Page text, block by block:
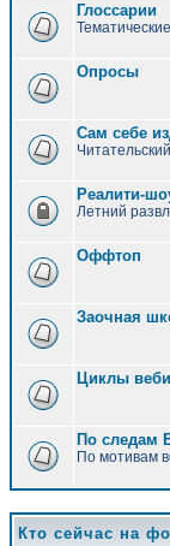
Глоссарии
Опросы
Сам себе
Реалити-
Летний
Оффтоп
Заочная
Циклы
По следам
По мотивам
Кто сейчас на